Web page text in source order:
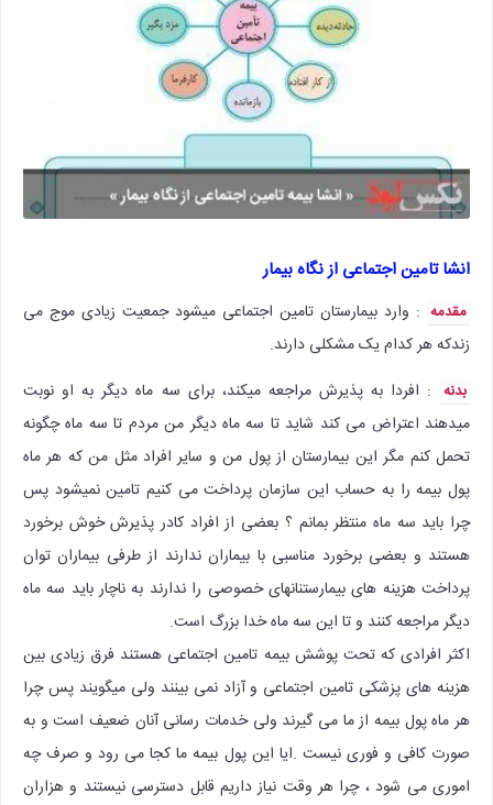
انشا تامین اجتماعی از نگاه بیمار
مقدمه : وارد بیمارستان تامین اجتماعی میشود جمعیت زیادی موج می
زندکه هر کدام یک مشکلی دارند.
بدنه : افردا به پذیرش مراجعه میکند، برای سه ماه دیگر به او نوبت
میدهند اعتراض می کند شاید تا سه ماه دیگر من مردم تا سه ماه چگونه
تحمل کنم مگر این بیمارستان از پول من و سایر افراد مثل من که هر ماه
پول بیمه را به حساب این سازمان پرداخت می کنیم تامین نمیشود پس
چرا باید سه ماه منتظر بمانم ؟ بعضی از افراد کادر پذیرش خوش برخورد
هستند و بعضی برخورد مناسبی با بیماران ندارند از طرفی بیماران توان
پرداخت هزینه های بیمارستنانهای خصوصی را ندارند به ناچار باید سه ماه
دیگر مراجعه کنند و تا این سه ماه خدا بزرگ است.
اکثر افرادی که تحت پوشش بیمه تامین اجتماعی هستند فرق زیادی بین
هزینه های پزشکی تامین اجتماعی و آزاد نمی بینند ولی میگویند پس چرا
هر ماه پول بیمه از ما می گیرند ولی خدمات رسانی آنان ضعیف است و به
صورت کافی و فوری نیست .ایا این پول بیمه ما کجا می رود و صرف چه
اموری می شود ، چرا هر وقت نیاز داریم قابل دسترسی نیستند و هزاران